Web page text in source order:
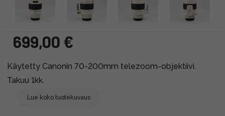
699,00 €
Käytetty Canonin 70-200mm telezoom-objektiivi.
Takuu 1kk.
Lue koko tuotekuvaus